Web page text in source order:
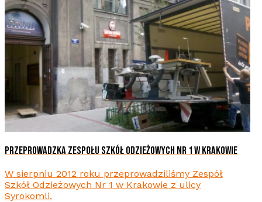
PRZEPROWADZKA ZESPOŁU SZKÓŁ ODZIEŻOWYCH NR 1 W KRAKOWIE
W sierpniu 2012 roku przeprowadziliśmy Zespół
Szkół Odzieżowych Nr 1 w Krakowie z ulicy
Syrokomli.